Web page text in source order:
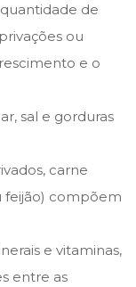
de
ou
e o
sal e gorduras
carne
feijão) compõem
e vitaminas,
entre as